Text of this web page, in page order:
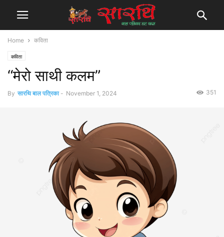
Home कविता
कविता
“मेरो साथी कलम”
By सारथि बाल पत्रिका - November 1, 2024 351